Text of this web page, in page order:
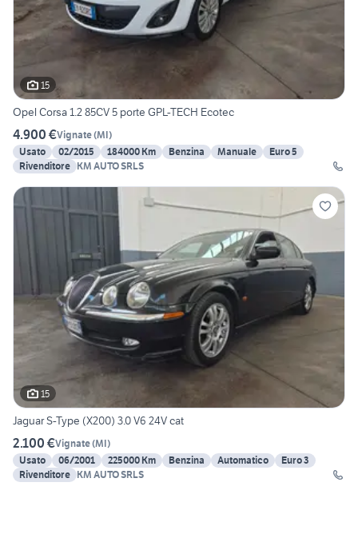
15
Opel Corsa 1.2 85CV 5 porte GPL-TECH Ecotec
4.900 €Vignate(MI)
Usato
02/2015 184000 Km Benzina Manuale
Euro 5
Rivenditore KM AUTO SRLS
15
Jaguar S-Type (X200) 3.0 V6 24V cat
2.100 €Vignate(MI)
Usato
06/2001 225000 Km Benzina Automatico
Euro 3
Rivenditore KM AUTO SRLS